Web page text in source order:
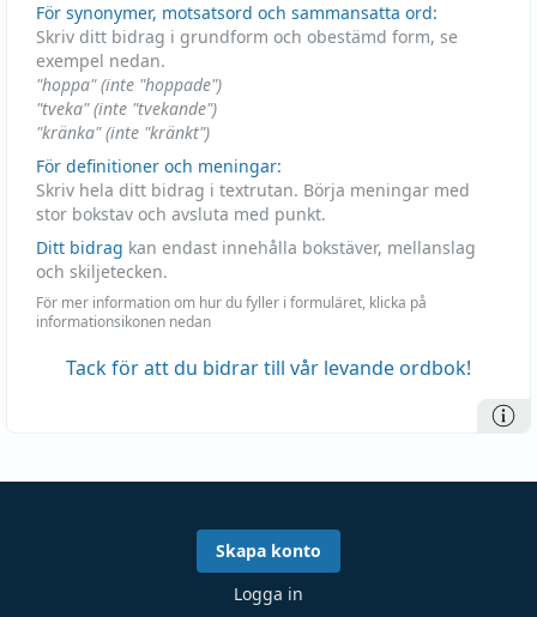
För synonymer, motsatsord och sammansatta ord:
Skriv ditt bidrag i grundform och obestämd form, se
exempel nedan.
"hoppa" (inte "hoppade")
"tveka" (inte "tvekande")
"kränka" (inte "kränkt")
För definitioner och meningar:
Skriv hela ditt bidrag i textrutan. Börja meningar med
stor bokstav och avsluta med punkt.
Ditt bidrag kan endast innehålla bokstäver, mellanslag
och skiljetecken.
För mer information om hur du fyller i formuläret, klicka på
informationsikonen nedan
Tack för att du bidrar till vår levande ordbok!
Skapa konto
Logga in